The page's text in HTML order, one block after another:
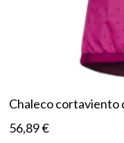
Chaleco cortaviento
56,89€